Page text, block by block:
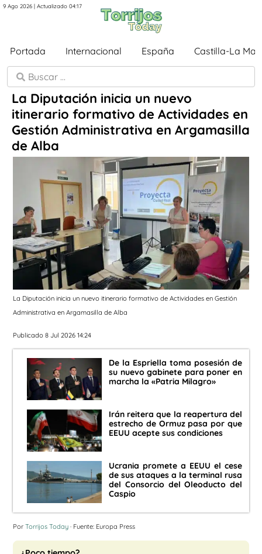
9 Ago 2026 | Actualizado 04:17
Portada Internacional España Castilla-La
La Diputación inicia un nuevo
itinerario formativo de Actividades en
Gestión Administrativa en Argamasilla
de Alba
La Diputación inicia un nuevo itinerario formativo de Actividades en Gestión
Administrativa en Argamasilla de Alba
Publicado 8 Jul 2026 14:24
De la Espriella toma posesión de
su nuevo gabinete para poner en
marcha la «Patria Milagro»
Irán reitera que la reapertura del
estrecho de Ormuz pasa por que
EEUU acepte sus condiciones
Ucrania promete a EEUU el cese
de sus ataques a la terminal rusa
del Consorcio del Oleoducto del
Caspio
Por Torrijos Today · Fuente: Europa Press